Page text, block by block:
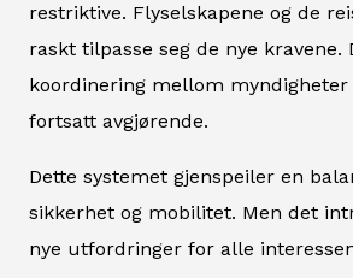
restriktive. Flyselskapene og de
raskt tilpasse seg de nye kravene.
koordinering mellom myndigheter
fortsatt avgjørende.
Dette systemet gjenspeiler en
sikkerhet og mobilitet. Men det
nye utfordringer for alle